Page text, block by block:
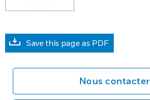
Save this page as PDF
Nous contacter